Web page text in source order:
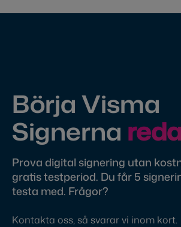
Börja Visma
Signerna
Prova digital signering utan
gratis testperiod. Du får 5
testa med. Frågor?
Kontakta oss, så svarar vi inom kort.